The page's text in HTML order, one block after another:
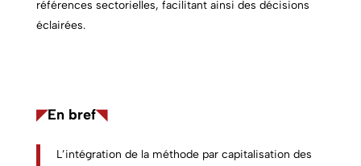
références sectorielles, facilitant ainsi des décisions
éclairées.
◤En bref◥
L’intégration de la méthode par capitalisation des